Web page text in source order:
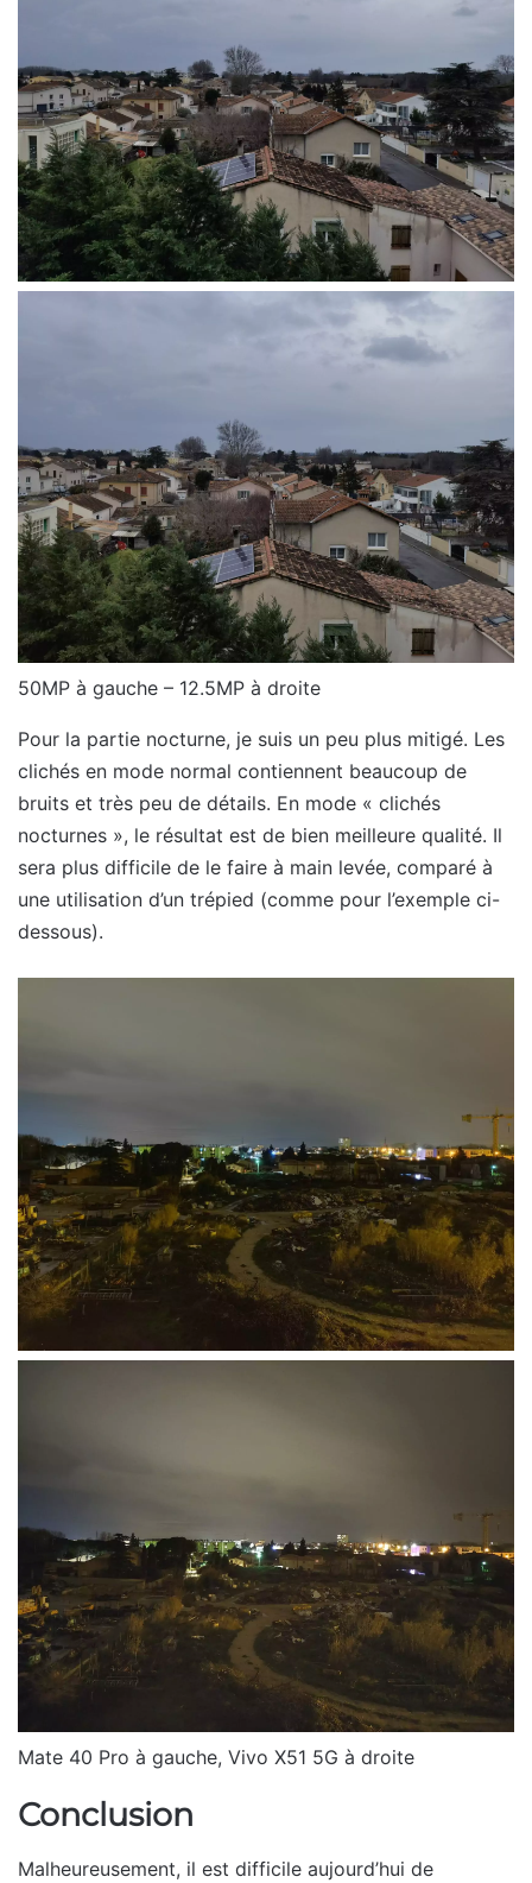
50MP à gauche – 12.5MP à droite
Pour la partie nocturne, je suis un peu plus mitigé. Les
clichés en mode normal contiennent beaucoup de
bruits et très peu de détails. En mode « clichés
nocturnes », le résultat est de bien meilleure qualité. Il
sera plus difficile de le faire à main levée, comparé à
une utilisation d’un trépied (comme pour l’exemple ci-
dessous).
Mate 40 Pro à gauche, Vivo X51 5G à droite
Conclusion
Malheureusement, il est difficile aujourd’hui de